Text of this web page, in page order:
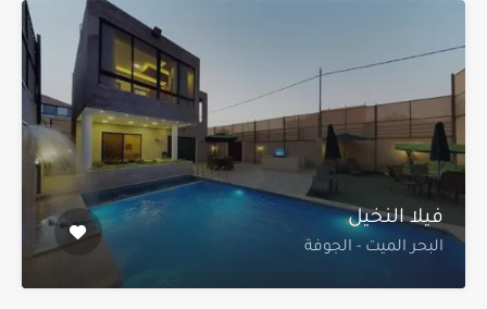
فيلا النخيل
البحر الميت - الجوفة